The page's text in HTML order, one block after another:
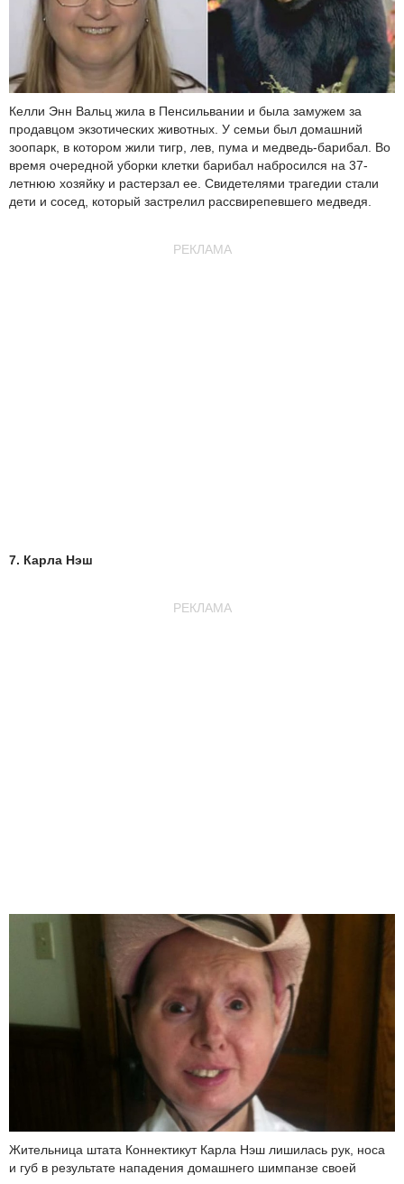
Келли Энн Вальц жила в Пенсильвании и была замужем за
продавцом экзотических животных. У семьи был домашний
зоопарк, в котором жили тигр, лев, пума и медведь-барибал. Во
время очередной уборки клетки барибал набросился на 37-
летнюю хозяйку и растерзал ее. Свидетелями трагедии стали
дети и сосед, который застрелил рассвирепевшего медведя.
РЕКЛАМА
7. Карла Нэш
РЕКЛАМА
Жительница штата Коннектикут Карла Нэш лишилась рук, носа
и губ в результате нападения домашнего шимпанзе своей